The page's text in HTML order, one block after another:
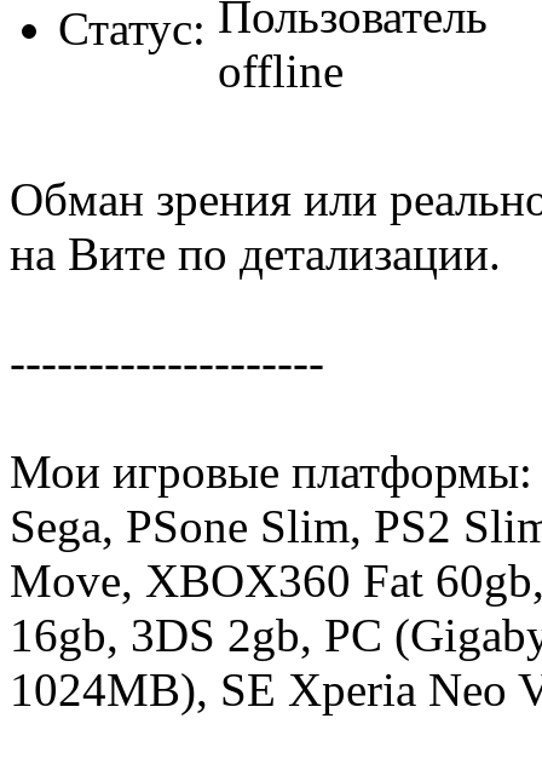
Статус:
Обман зрения или
на Вите по детализации.
--------------------
Мои игровые платформы:
Sega, PSone Slim, PS2
Move, XBOX360 Fat
16gb, 3DS 2gb, PC
1024MB), SE Xperia Neo